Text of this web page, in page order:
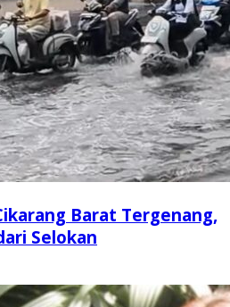
Barat Tergenang,
Selokan